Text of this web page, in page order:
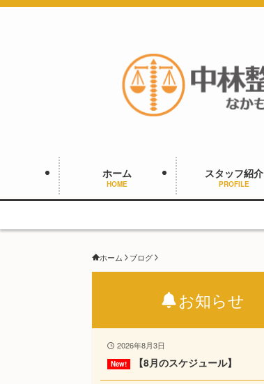
ホーム
HOME
スタッフ紹介
PROFILE
ホーム ブログ
お知らせ
2026年8月3日
【8月のスケジュール】